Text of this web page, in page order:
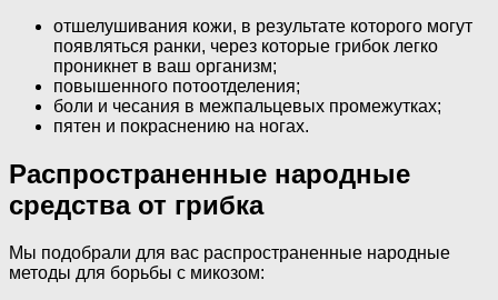
отшелушивания кожи, в результате которого могут
появляться ранки, через которые грибок легко
проникнет в ваш организм;
повышенного потоотделения;
боли и чесания в межпальцевых промежутках;
пятен и покраснению на ногах.
Распространенные народные
средства от грибка
Мы подобрали для вас распространенные народные
методы для борьбы с микозом: